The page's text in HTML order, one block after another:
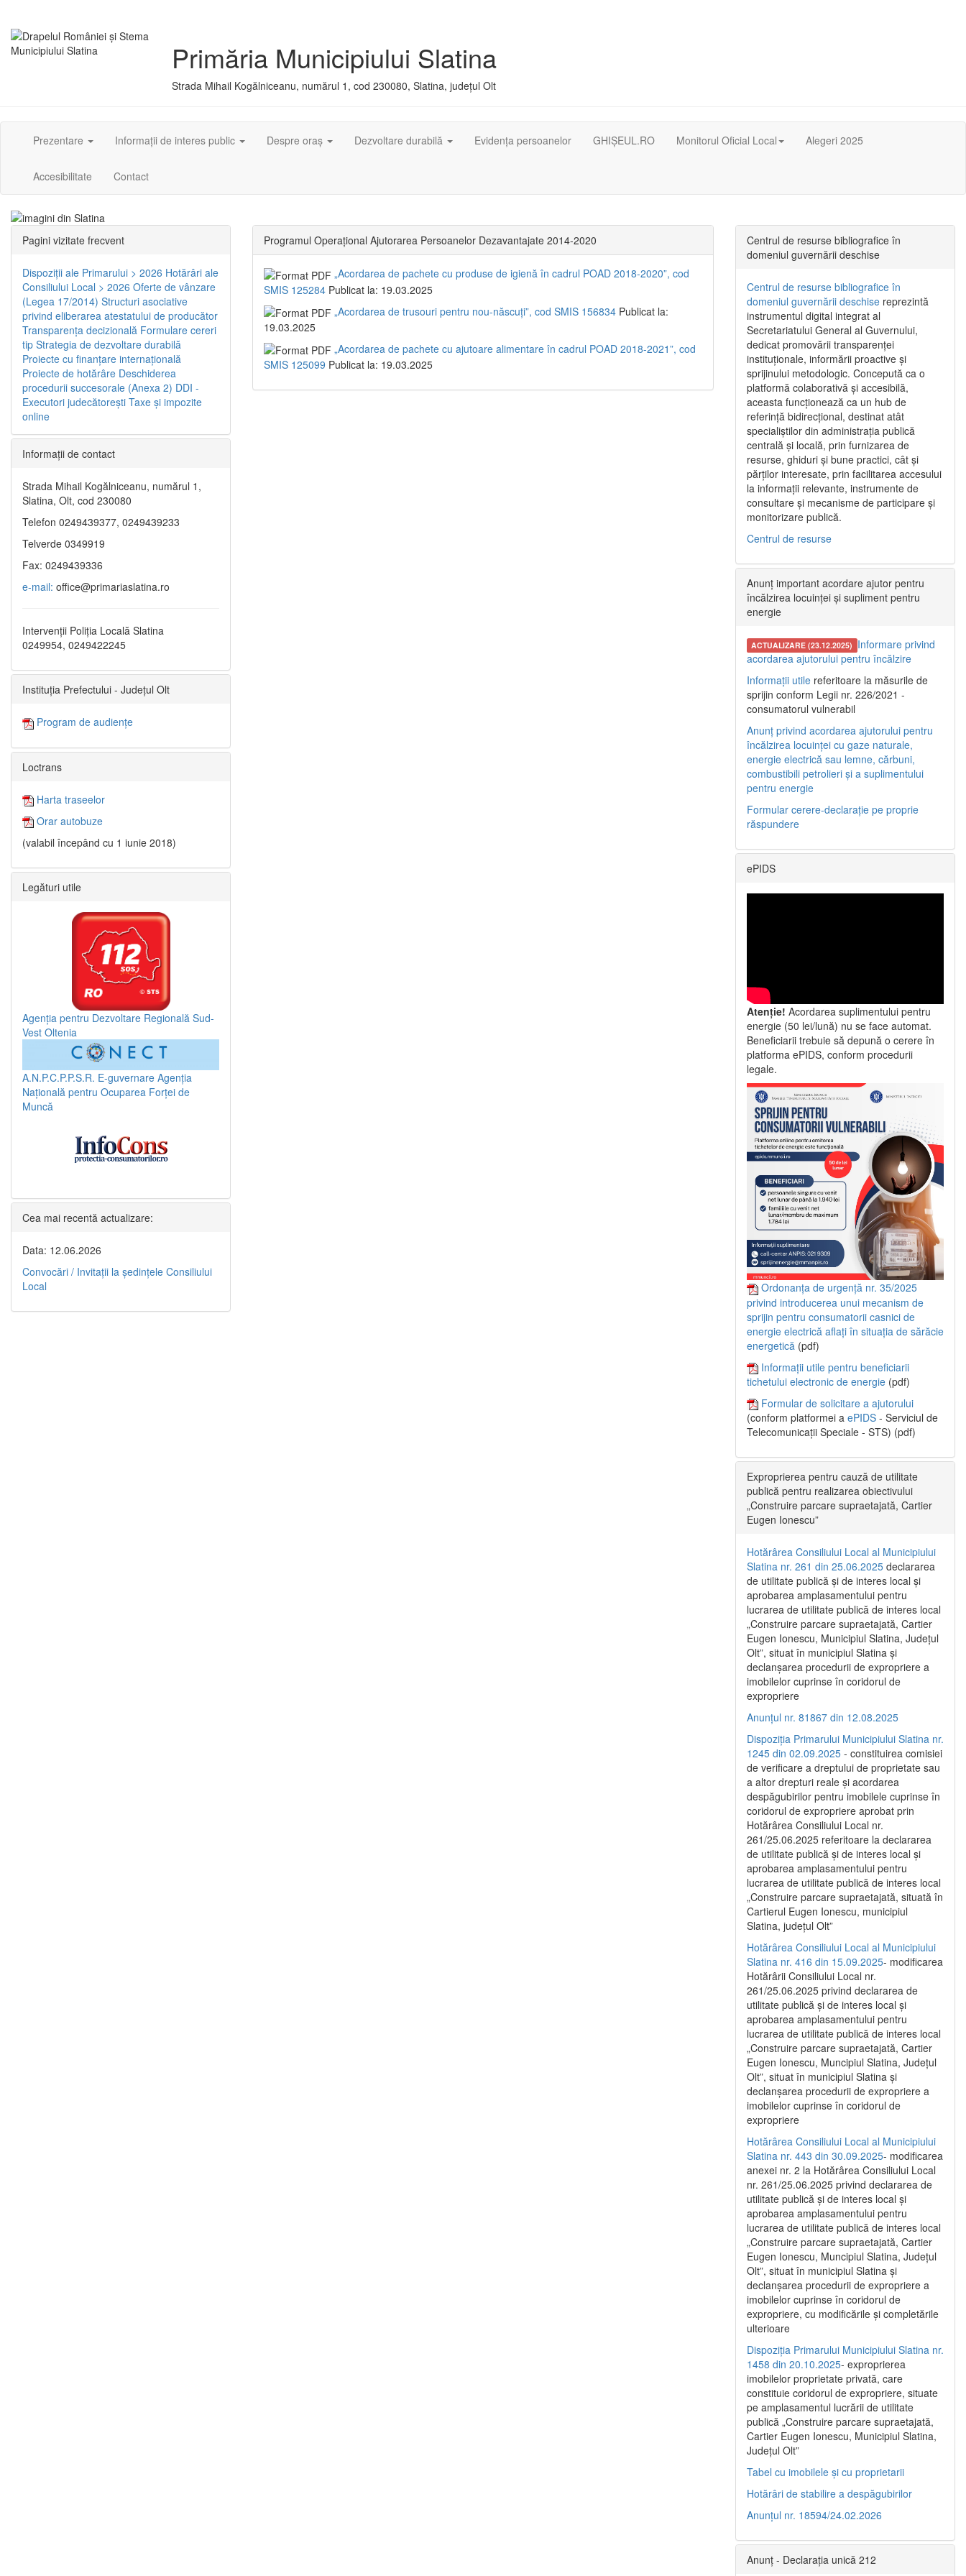
Primăria Municipiului Slatina
Strada Mihail Kogălniceanu, numărul 1, cod 230080, Slatina, județul Olt
Prezentare Informații de interes public Despre oraș Dezvoltare durabilă Evidența persoanelor GHIȘEUL.RO Monitorul Oficial Local Alegeri 2025
Accesibilitate Contact
Programul Operațional Ajutorarea Persoanelor Dezavantajate 2014-2020
„Acordarea de pachete cu produse de igienă în cadrul POAD 2018-2020”, cod
SMIS 125284 Publicat la: 19.03.2025
„Acordarea de trusouri pentru nou-născuți”, cod SMIS 156834 Publicat la:
19.03.2025
„Acordarea de pachete cu ajutoare alimentare în cadrul POAD 2018-2021”, cod
SMIS 125099 Publicat la: 19.03.2025
Pagini vizitate frecvent
Dispoziţii ale Primarului > 2026 Hotărâri ale
Consiliului Local > 2026 Oferte de vânzare
(Legea 17/2014) Structuri asociative
privind eliberarea atestatului de producător
Transparenţa decizională Formulare cereri
tip Strategia de dezvoltare durabilă
Proiecte cu finanţare internaţională
Proiecte de hotărâre Deschiderea
procedurii succesorale (Anexa 2) DDI -
Executori judecătorești Taxe şi impozite
online
Informaţii de contact
Strada Mihail Kogălniceanu, numărul 1,
Slatina, Olt, cod 230080
Telefon 0249439377, 0249439233
Telverde 0349919
Fax: 0249439336
e-mail: office@primariaslatina.ro
Intervenții Poliția Locală Slatina
0249954, 0249422245
Instituția Prefectului - Județul Olt
Program de audiențe
Loctrans
Harta traseelor
Orar autobuze
(valabil începând cu 1 iunie 2018)
Legături utile
Agenția pentru Dezvoltare Regională Sud-
Vest Oltenia
A.N.P.C.P.P.S.R. E-guvernare Agenția
Națională pentru Ocuparea Forței de
Muncă
Cea mai recentă actualizare:
Data: 12.06.2026
Convocări / Invitaţii la şedinţele Consiliului
Local
Centrul de resurse bibliografice în
domeniul guvernării deschise
Centrul de resurse bibliografice în
domeniul guvernării deschise reprezintă
instrumentul digital integrat al
Secretariatului General al Guvernului,
dedicat promovării transparenței
instituționale, informării proactive și
sprijinului metodologic. Concepută ca o
platformă colaborativă și accesibilă,
aceasta funcționează ca un hub de
referință bidirecțional, destinat atât
specialiștilor din administrația publică
centrală și locală, prin furnizarea de
resurse, ghiduri și bune practici, cât și
părților interesate, prin facilitarea accesului
la informații relevante, instrumente de
consultare și mecanisme de participare și
monitorizare publică.
Centrul de resurse
Anunț important acordare ajutor pentru
încălzirea locuinței și supliment pentru
energie
ACTUALIZARE (23.12.2025) Informare privind
acordarea ajutorului pentru încălzire
Informații utile referitoare la măsurile de
sprijin conform Legii nr. 226/2021 -
consumatorul vulnerabil
Anunț privind acordarea ajutorului pentru
încălzirea locuinței cu gaze naturale,
energie electrică sau lemne, cărbuni,
combustibili petrolieri și a suplimentului
pentru energie
Formular cerere-declarație pe proprie
răspundere
ePIDS
Atenție! Acordarea suplimentului pentru
energie (50 lei/lună) nu se face automat.
Beneficiarii trebuie să depună o cerere în
platforma ePIDS, conform procedurii
legale.
Ordonanța de urgență nr. 35/2025
privind introducerea unui mecanism de
sprijin pentru consumatorii casnici de
energie electrică aflați în situația de sărăcie
energetică (pdf)
Informații utile pentru beneficiarii
tichetului electronic de energie (pdf)
Formular de solicitare a ajutorului
(conform platformei a ePIDS - Serviciul de
Telecomunicații Speciale - STS) (pdf)
Exproprierea pentru cauză de utilitate
publică pentru realizarea obiectivului
„Construire parcare supraetajată, Cartier
Eugen Ionescu”
Hotărârea Consiliului Local al Municipiului
Slatina nr. 261 din 25.06.2025 declararea
de utilitate publică și de interes local și
aprobarea amplasamentului pentru
lucrarea de utilitate publică de interes local
„Construire parcare supraetajată, Cartier
Eugen Ionescu, Municipiul Slatina, Județul
Olt”, situat în municipiul Slatina și
declanșarea procedurii de expropriere a
imobilelor cuprinse în coridorul de
expropriere
Anunțul nr. 81867 din 12.08.2025
Dispoziția Primarului Municipiului Slatina nr.
1245 din 02.09.2025 - constituirea comisiei
de verificare a dreptului de proprietate sau
a altor drepturi reale și acordarea
despăgubirilor pentru imobilele cuprinse în
coridorul de expropriere aprobat prin
Hotărârea Consiliului Local nr.
261/25.06.2025 referitoare la declararea
de utilitate publică și de interes local și
aprobarea amplasamentului pentru
lucrarea de utilitate publică de interes local
„Construire parcare supraetajată, situată în
Cartierul Eugen Ionescu, municipiul
Slatina, județul Olt”
Hotărârea Consiliului Local al Municipiului
Slatina nr. 416 din 15.09.2025- modificarea
Hotărârii Consiliului Local nr.
261/25.06.2025 privind declararea de
utilitate publică și de interes local și
aprobarea amplasamentului pentru
lucrarea de utilitate publică de interes local
„Construire parcare supraetajată, Cartier
Eugen Ionescu, Muncipiul Slatina, Județul
Olt”, situat în municipiul Slatina și
declanșarea procedurii de expropriere a
imobilelor cuprinse în coridorul de
expropriere
Hotărârea Consiliului Local al Municipiului
Slatina nr. 443 din 30.09.2025- modificarea
anexei nr. 2 la Hotărârea Consiliului Local
nr. 261/25.06.2025 privind declararea de
utilitate publică şi de interes local şi
aprobarea amplasamentului pentru
lucrarea de utilitate publică de interes local
„Construire parcare supraetajată, Cartier
Eugen Ionescu, Muncipiul Slatina, Judeţul
Olt”, situat în municipiul Slatina şi
declanşarea procedurii de expropriere a
imobilelor cuprinse în coridorul de
expropriere, cu modificările şi completările
ulterioare
Dispoziția Primarului Municipiului Slatina nr.
1458 din 20.10.2025- exproprierea
imobilelor proprietate privată, care
constituie coridorul de expropriere, situate
pe amplasamentul lucrării de utilitate
publică „Construire parcare supraetajată,
Cartier Eugen Ionescu, Municipiul Slatina,
Județul Olt”
Tabel cu imobilele și cu proprietarii
Hotărâri de stabilire a despăgubirilor
Anunțul nr. 18594/24.02.2026
Anunț - Declarația unică 212